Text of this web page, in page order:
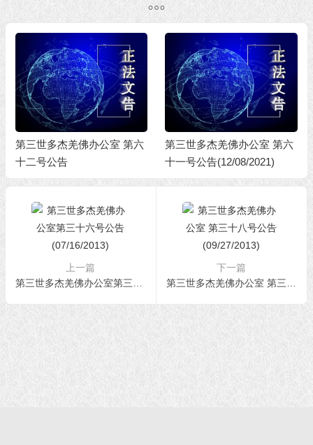
第三世多杰羌佛办公室 第六
十二号公告
第三世多杰羌佛办公室 第六
十一号公告(12/08/2021)
上一篇
第三世多杰羌佛办公室第三十六号公告 (07/16/2013)
下一篇
第三世多杰羌佛办公室 第三十八号公告 (09/27/2013)